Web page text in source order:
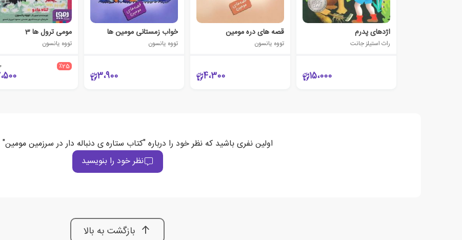
اژدهای پدرم
راث استیلز جانت
15،000
قصه های دره مومین
تووه یانسون
4،300
خواب زمستانی مومین ها
تووه یانسون
3،900
مومی ترول ها 3
تووه یانسون
٪25
اولین نفری باشید که نظر خود را درباره "کتاب ستاره ی دنباله دار در سرزمین
نظر خود را بنویسید
بازگشت به بالا